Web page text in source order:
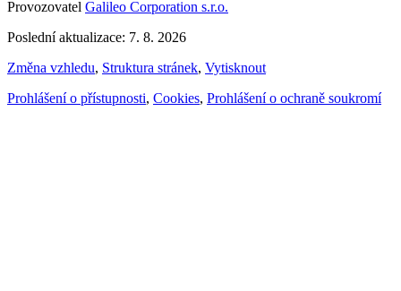
Provozovatel Galileo Corporation s.r.o.
Poslední aktualizace: 7. 8. 2026
Změna vzhledu, Struktura stránek, Vytisknout
Prohlášení o přístupnosti, Cookies, Prohlášení o ochraně soukromí